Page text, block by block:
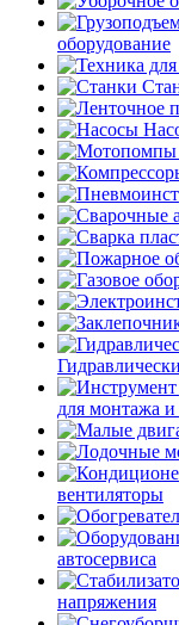
оборудование
для монтажа
вентиляторы
автосервиса
напряжения